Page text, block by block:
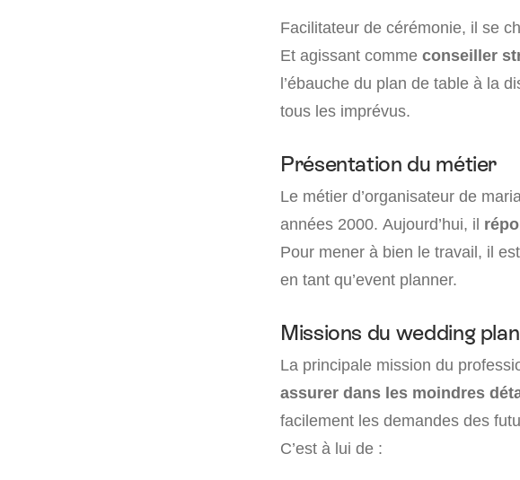
Facilitateur de cérémonie, il se
Et agissant comme conseiller
l’ébauche du plan de table à la
tous les imprévus.
Présentation du métier
Le métier d’organisateur de
années 2000. Aujourd’hui, il
Pour mener à bien le travail, il
en tant qu’event planner.
Missions du wedding
La principale mission du
assurer dans les moindres
facilement les demandes des
C’est à lui de :